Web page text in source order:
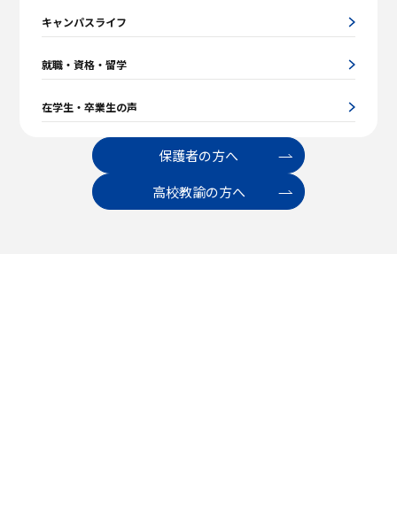
キャンパスライフ
就職・資格・留学
在学生・卒業生の声
保護者の方へ
高校教諭の方へ